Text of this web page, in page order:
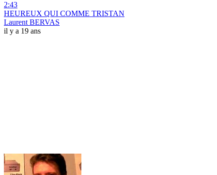
2:43
HEUREUX QUI COMME TRISTAN
Laurent BERVAS
il y a 19 ans